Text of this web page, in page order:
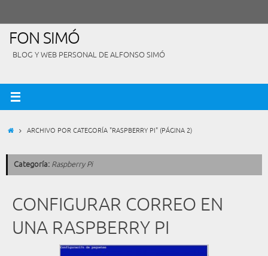
contenido
FON SIMÓ
BLOG Y WEB PERSONAL DE ALFONSO SIMÓ
INICIOARCHIVO POR CATEGORÍA "RASPBERRY PI"(PÁGINA 2)
Categoría: Raspberry Pi
CONFIGURAR CORREO EN
UNA RASPBERRY PI